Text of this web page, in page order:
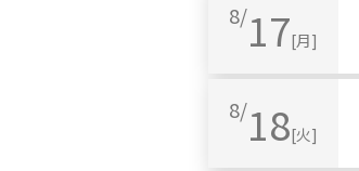
8/17[月]
8/18[火]